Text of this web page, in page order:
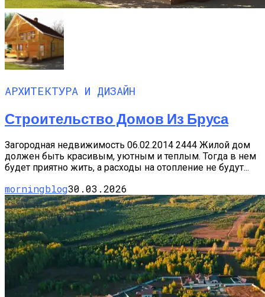
АРХИТЕКТУРА И ДИЗАЙН
Строительство Домов Из Бруса
Загородная недвижимость 06.02.2014 2444 Жилой дом
должен быть красивым, уютным и теплым. Тогда в нем
будет приятно жить, а расходы на отопление не будут...
morningblog30.03.2026